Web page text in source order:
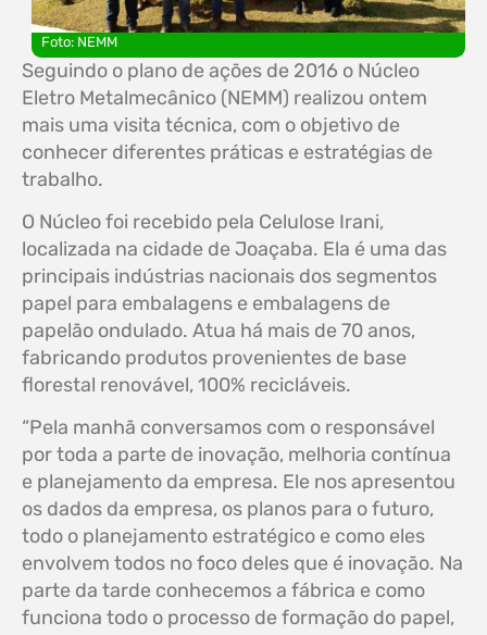
Foto: NEMM
Seguindo o plano de ações de 2016 o Núcleo
Eletro Metalmecânico (NEMM) realizou ontem
mais uma visita técnica, com o objetivo de
conhecer diferentes práticas e estratégias de
trabalho.
O Núcleo foi recebido pela Celulose Irani,
localizada na cidade de Joaçaba. Ela é uma das
principais indústrias nacionais dos segmentos
papel para embalagens e embalagens de
papelão ondulado. Atua há mais de 70 anos,
fabricando produtos provenientes de base
florestal renovável, 100% recicláveis.
“Pela manhã conversamos com o responsável
por toda a parte de inovação, melhoria contínua
e planejamento da empresa. Ele nos apresentou
os dados da empresa, os planos para o futuro,
todo o planejamento estratégico e como eles
envolvem todos no foco deles que é inovação. Na
parte da tarde conhecemos a fábrica e como
funciona todo o processo de formação do papel,